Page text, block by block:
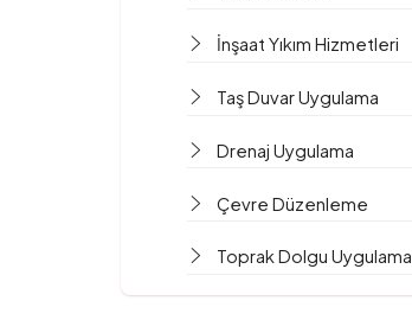
İnşaat Yıkım Hizmetleri
Taş Duvar Uygulama
Drenaj Uygulama
Çevre Düzenleme
Toprak Dolgu Uygulama